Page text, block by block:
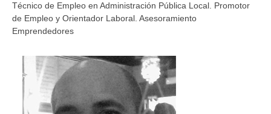
Técnico de Empleo en Administración Pública Local. Promotor
de Empleo y Orientador Laboral. Asesoramiento
Emprendedores